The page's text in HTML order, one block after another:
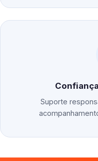
Suporte